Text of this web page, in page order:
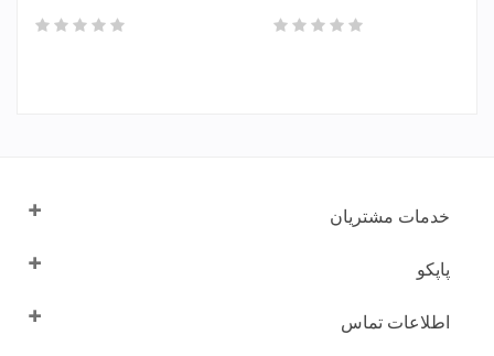
خدمات مشتریان
پاپکو
اطلاعات تماس